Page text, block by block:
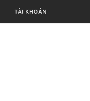
TÀI KHOẢN